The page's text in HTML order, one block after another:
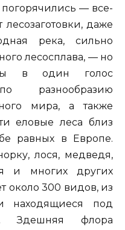
— все-
даже
река, сильно
лесосплава, — но
в один голос
разнообразию
мира, а также
еловые леса близ
равных в Европе.
лося, медведя,
и многих других
около 300 видов, из
под
Здешняя флора